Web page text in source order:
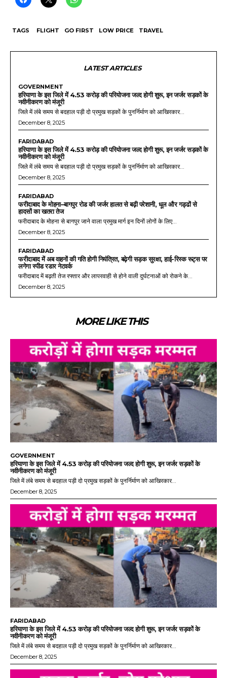
TAGS FLIGHT GO FIRST LOW PRICE TRAVEL
LATEST ARTICLES
GOVERNMENT
हरियाणा के इस जिले में 4.53 करोड़ की परियोजना जल्द होगी शुरू, इन जर्जर सड़कों के
नवीनीकरण को मंजूरी
जिले में लंबे समय से बदहाल पड़ी दो प्रमुख सड़कों के पुनर्निर्माण को आखिरकार...
December 8, 2025
FARIDABAD
हरियाणा के इस जिले में 4.53 करोड़ की परियोजना जल्द होगी शुरू, इन जर्जर सड़कों के
नवीनीकरण को मंजूरी
जिले में लंबे समय से बदहाल पड़ी दो प्रमुख सड़कों के पुनर्निर्माण को आखिरकार...
December 8, 2025
FARIDABAD
फरीदाबाद के मोहना–बागपुर रोड की जर्जर हालत से बढ़ी परेशानी, धूल और गड्ढों से
हादसों का खतरा तेज
फरीदाबाद के मोहना से बागपुर जाने वाला प्रमुख मार्ग इन दिनों लोगों के लिए...
December 8, 2025
FARIDABAD
फरीदाबाद में अब वाहनों की गति होगी नियंत्रित, बढ़ेगी सड़क सुरक्षा, हाई-रिस्क रूट्स पर
लगेगा स्पीड रडार नेटवर्क
फरीदाबाद में बढ़ती तेज रफ्तार और लापरवाही से होने वाली दुर्घटनाओं को रोकने के...
December 8, 2025
MORE LIKE THIS
GOVERNMENT
हरियाणा के इस जिले में 4.53 करोड़ की परियोजना जल्द होगी शुरू, इन जर्जर सड़कों के
नवीनीकरण को मंजूरी
जिले में लंबे समय से बदहाल पड़ी दो प्रमुख सड़कों के पुनर्निर्माण को आखिरकार...
December 8, 2025
FARIDABAD
हरियाणा के इस जिले में 4.53 करोड़ की परियोजना जल्द होगी शुरू, इन जर्जर सड़कों के
नवीनीकरण को मंजूरी
जिले में लंबे समय से बदहाल पड़ी दो प्रमुख सड़कों के पुनर्निर्माण को आखिरकार...
December 8, 2025